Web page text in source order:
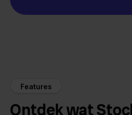
Features
Ontdek wat